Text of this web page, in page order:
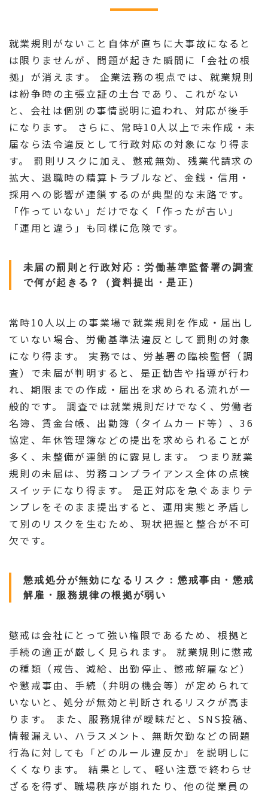
就業規則がないこと自体が直ちに大事故になると
は限りませんが、問題が起きた瞬間に「会社の根
拠」が消えます。 企業法務の視点では、就業規則
は紛争時の主張立証の土台であり、これがない
と、会社は個別の事情説明に追われ、対応が後手
になります。 さらに、常時10人以上で未作成・未
届なら法令違反として行政対応の対象になり得ま
す。 罰則リスクに加え、懲戒無効、残業代請求の
拡大、退職時の精算トラブルなど、金銭・信用・
採用への影響が連鎖するのが典型的な末路です。
「作っていない」だけでなく「作ったが古い」
「運用と違う」も同様に危険です。
未届の罰則と行政対応：労働基準監督署の調査
で何が起きる？（資料提出・是正）
常時10人以上の事業場で就業規則を作成・届出し
ていない場合、労働基準法違反として罰則の対象
になり得ます。 実務では、労基署の臨検監督（調
査）で未届が判明すると、是正勧告や指導が行わ
れ、期限までの作成・届出を求められる流れが一
般的です。 調査では就業規則だけでなく、労働者
名簿、賃金台帳、出勤簿（タイムカード等）、36
協定、年休管理簿などの提出を求められることが
多く、未整備が連鎖的に露見します。 つまり就業
規則の未届は、労務コンプライアンス全体の点検
スイッチになり得ます。 是正対応を急ぐあまりテ
ンプレをそのまま提出すると、運用実態と矛盾し
て別のリスクを生むため、現状把握と整合が不可
欠です。
懲戒処分が無効になるリスク：懲戒事由・懲戒
解雇・服務規律の根拠が弱い
懲戒は会社にとって強い権限であるため、根拠と
手続の適正が厳しく見られます。 就業規則に懲戒
の種類（戒告、減給、出勤停止、懲戒解雇など）
や懲戒事由、手続（弁明の機会等）が定められて
いないと、処分が無効と判断されるリスクが高ま
ります。 また、服務規律が曖昧だと、SNS投稿、
情報漏えい、ハラスメント、無断欠勤などの問題
行為に対しても「どのルール違反か」を説明しに
くくなります。 結果として、軽い注意で終わらせ
ざるを得ず、職場秩序が崩れたり、他の従業員の